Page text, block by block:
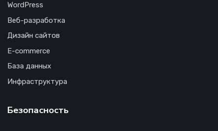
WordPress
Веб-разработка
Дизайн сайтов
E-commerce
База данных
Инфраструктура
Безопасность